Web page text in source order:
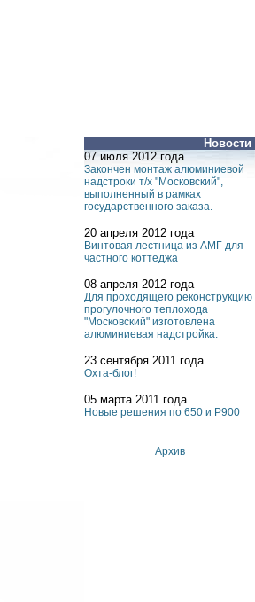
Новости
07 июля 2012 года
Закончен монтаж алюминиевой
надстроки т/х "Московский",
выполненный в рамках
государственного заказа.
20 апреля 2012 года
Винтовая лестница из АМГ для
частного коттеджа
08 апреля 2012 года
Для проходящего реконструкцию
прогулочного теплохода
"Московский" изготовлена
алюминиевая надстройка.
23 сентября 2011 года
Охта-блог!
05 марта 2011 года
Новые решения по 650 и P900
Архив